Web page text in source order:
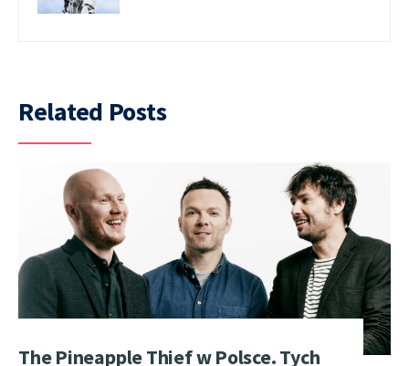
Related Posts
The Pineapple Thief w Polsce. Tych